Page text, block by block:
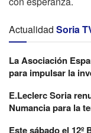
Actualidad Soria
La Asociación
para impulsar la
E.Leclerc Soria
Numancia para la
Este sábado el